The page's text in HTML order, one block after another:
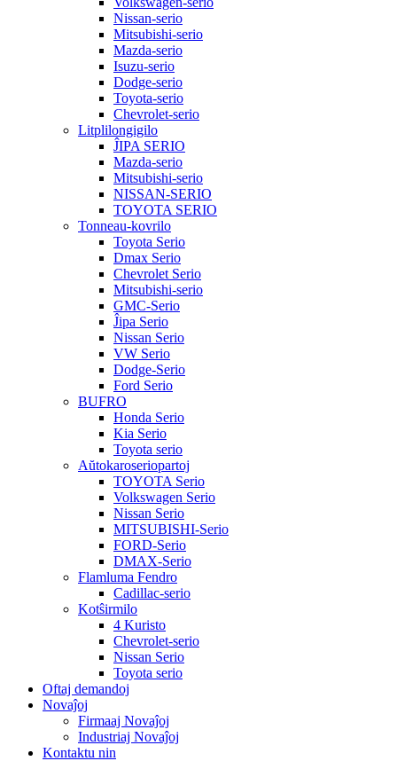
Nissan-serio
Mitsubishi-serio
Mazda-serio
Isuzu-serio
Dodge-serio
Toyota-serio
Chevrolet-serio
Litplilongigilo
ĴIPA SERIO
Mazda-serio
Mitsubishi-serio
NISSAN-SERIO
TOYOTA SERIO
Tonneau-kovrilo
Toyota Serio
Dmax Serio
Chevrolet Serio
Mitsubishi-serio
GMC-Serio
Ĵipa Serio
Nissan Serio
VW Serio
Dodge-Serio
Ford Serio
BUFRO
Honda Serio
Kia Serio
Toyota serio
Aŭtokaroseriopartoj
TOYOTA Serio
Volkswagen Serio
Nissan Serio
MITSUBISHI-Serio
FORD-Serio
DMAX-Serio
Flamluma Fendro
Cadillac-serio
Kotŝirmilo
4 Kuristo
Chevrolet-serio
Nissan Serio
Toyota serio
Oftaj demandoj
Novaĵoj
Firmaaj Novaĵoj
Industriaj Novaĵoj
Kontaktu nin